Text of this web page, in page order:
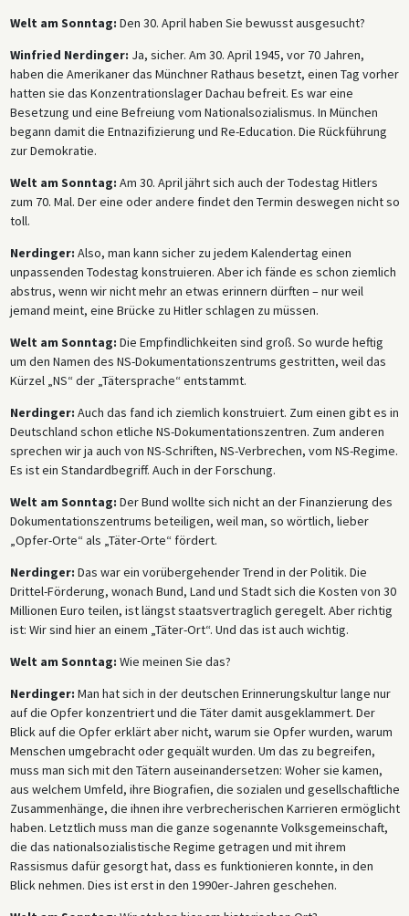
Welt am Sonntag: Den 30. April haben Sie bewusst ausgesucht?
Winfried Nerdinger: Ja, sicher. Am 30. April 1945, vor 70 Jahren,
haben die Amerikaner das Münchner Rathaus besetzt, einen Tag vorher
hatten sie das Konzentrationslager Dachau befreit. Es war eine
Besetzung und eine Befreiung vom Nationalsozialismus. In München
begann damit die Entnazifizierung und Re-Education. Die Rückführung
zur Demokratie.
Welt am Sonntag: Am 30. April jährt sich auch der Todestag Hitlers
zum 70. Mal. Der eine oder andere findet den Termin deswegen nicht so
toll.
Nerdinger: Also, man kann sicher zu jedem Kalendertag einen
unpassenden Todestag konstruieren. Aber ich fände es schon ziemlich
abstrus, wenn wir nicht mehr an etwas erinnern dürften – nur weil
jemand meint, eine Brücke zu Hitler schlagen zu müssen.
Welt am Sonntag: Die Empfindlichkeiten sind groß. So wurde heftig
um den Namen des NS-Dokumentationszentrums gestritten, weil das
Kürzel „NS“ der „Tätersprache“ entstammt.
Nerdinger: Auch das fand ich ziemlich konstruiert. Zum einen gibt es in
Deutschland schon etliche NS-Dokumentationszentren. Zum anderen
sprechen wir ja auch von NS-Schriften, NS-Verbrechen, vom NS-Regime.
Es ist ein Standardbegriff. Auch in der Forschung.
Welt am Sonntag: Der Bund wollte sich nicht an der Finanzierung des
Dokumentationszentrums beteiligen, weil man, so wörtlich, lieber
„Opfer-Orte“ als „Täter-Orte“ fördert.
Nerdinger: Das war ein vorübergehender Trend in der Politik. Die
Drittel-Förderung, wonach Bund, Land und Stadt sich die Kosten von 30
Millionen Euro teilen, ist längst staatsvertraglich geregelt. Aber richtig
ist: Wir sind hier an einem „Täter-Ort“. Und das ist auch wichtig.
Welt am Sonntag: Wie meinen Sie das?
Nerdinger: Man hat sich in der deutschen Erinnerungskultur lange nur
auf die Opfer konzentriert und die Täter damit ausgeklammert. Der
Blick auf die Opfer erklärt aber nicht, warum sie Opfer wurden, warum
Menschen umgebracht oder gequält wurden. Um das zu begreifen,
muss man sich mit den Tätern auseinandersetzen: Woher sie kamen,
aus welchem Umfeld, ihre Biografien, die sozialen und gesellschaftliche
Zusammenhänge, die ihnen ihre verbrecherischen Karrieren ermöglicht
haben. Letztlich muss man die ganze sogenannte Volksgemeinschaft,
die das nationalsozialistische Regime getragen und mit ihrem
Rassismus dafür gesorgt hat, dass es funktionieren konnte, in den
Blick nehmen. Dies ist erst in den 1990er-Jahren geschehen.